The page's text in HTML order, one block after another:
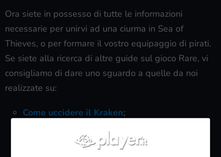
Ora siete in possesso di tutte le informazioni
necessarie per unirvi ad una ciurma in Sea of
Thieves, o per formare il vostro equipaggio di pirati.
Se siete alla ricerca di altre guide sul gioco Rare, vi
consigliamo di dare uno sguardo a quelle da noi
realizzate su:
Come uccidere il Kraken;
sbloccare i titoli;